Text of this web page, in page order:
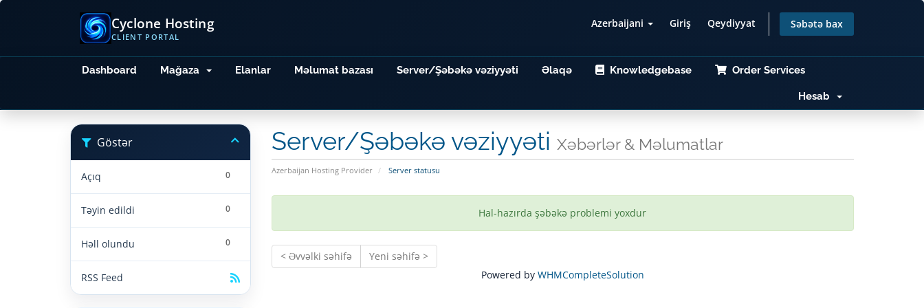
Azerbaijani Giriş Qeydiyyat Səbətə bax
Cyclone Hosting
CLIENT PORTAL
Dashboard Mağaza Elanlar Məlumat bazası Server/Şəbəkə vəziyyəti Əlaqə Knowledgebase Order Services
Hesab
Server/Şəbəkə vəziyyəti Xəbərlər & Məlumatlar
Azerbaijan Hosting Provider Server statusu
Göstər
0
Açıq
0
Təyin edildi
0
Həll olundu
RSS Feed
Hal-hazırda şəbəkə problemi yoxdur
< Əvvəlki səhifə
Yeni səhifə >
Powered by WHMCompleteSolution